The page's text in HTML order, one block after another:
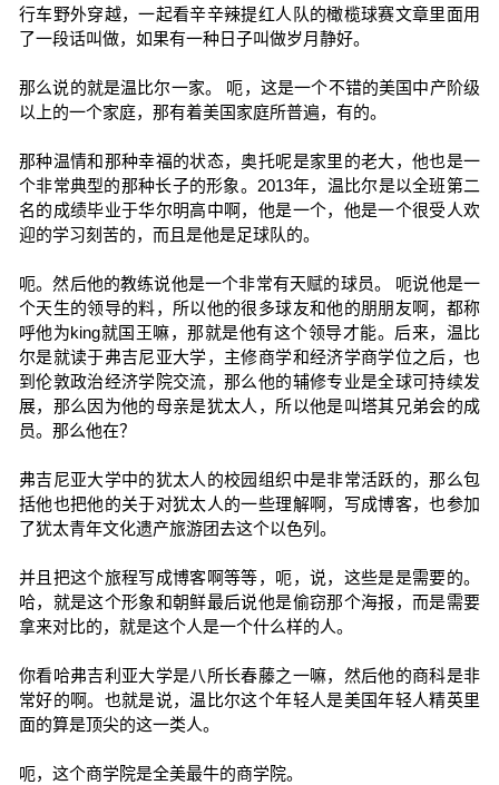
行车野外穿越，一起看辛辛辣提红人队的橄榄球赛文章里面用
了一段话叫做，如果有一种日子叫做岁月静好。
那么说的就是温比尔一家。 呃，这是一个不错的美国中产阶级
以上的一个家庭，那有着美国家庭所普遍，有的。
那种温情和那种幸福的状态，奥托呢是家里的老大，他也是一
个非常典型的那种长子的形象。2013年，温比尔是以全班第二
名的成绩毕业于华尔明高中啊，他是一个，他是一个很受人欢
迎的学习刻苦的，而且是他是足球队的。
呃。然后他的教练说他是一个非常有天赋的球员。 呃说他是一
个天生的领导的料，所以他的很多球友和他的朋朋友啊，都称
呼他为king就国王嘛，那就是他有这个领导才能。后来，温比
尔是就读于弗吉尼亚大学，主修商学和经济学商学位之后，也
到伦敦政治经济学院交流，那么他的辅修专业是全球可持续发
展，那么因为他的母亲是犹太人，所以他是叫塔其兄弟会的成
员。那么他在？
弗吉尼亚大学中的犹太人的校园组织中是非常活跃的，那么包
括他也把他的关于对犹太人的一些理解啊，写成博客，也参加
了犹太青年文化遗产旅游团去这个以色列。
并且把这个旅程写成博客啊等等，呃，说，这些是是需要的。
哈，就是这个形象和朝鲜最后说他是偷窃那个海报，而是需要
拿来对比的，就是这个人是一个什么样的人。
你看哈弗吉利亚大学是八所长春藤之一嘛，然后他的商科是非
常好的啊。也就是说，温比尔这个年轻人是美国年轻人精英里
面的算是顶尖的这一类人。
呃，这个商学院是全美最牛的商学院。